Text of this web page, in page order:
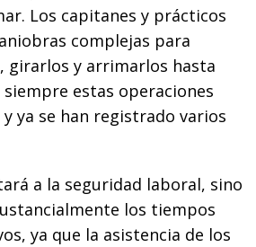
Los capitanes y prácticos
complejas para
girarlos y arrimarlos hasta
siempre estas operaciones
ya se han registrado varios
a la seguridad laboral, sino
los tiempos
ya que la asistencia de los